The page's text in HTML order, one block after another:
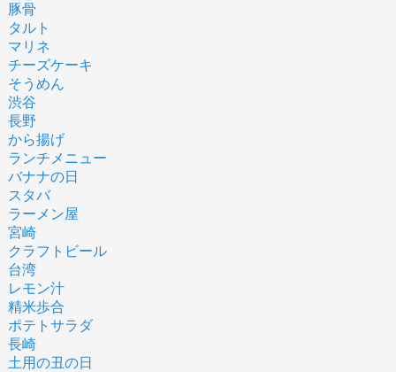
豚骨
タルト
マリネ
チーズケーキ
そうめん
渋谷
長野
から揚げ
ランチメニュー
バナナの日
スタバ
ラーメン屋
宮崎
クラフトビール
台湾
レモン汁
精米歩合
ポテトサラダ
長崎
土用の丑の日